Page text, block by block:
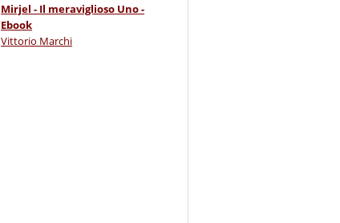
Mirjel - Il meraviglioso Uno -
Ebook
Vittorio Marchi